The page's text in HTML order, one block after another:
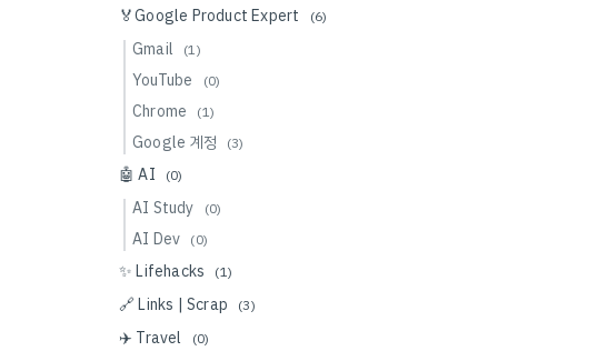
🏅Google Product Expert (6)
Gmail (1)
YouTube (0)
Chrome (1)
Google 계정 (3)
🤖 AI (0)
AI Study (0)
AI Dev (0)
✨ Lifehacks (1)
🔗 Links | Scrap (3)
✈️ Travel (0)